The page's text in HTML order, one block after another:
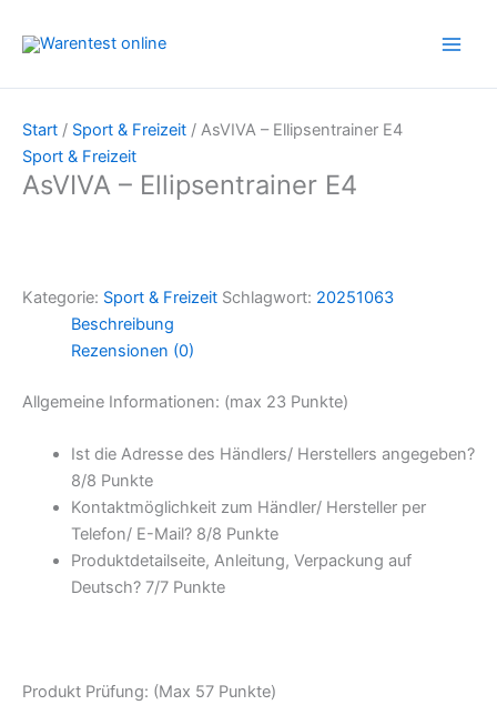
Inhalt
Start / Sport & Freizeit / AsVIVA – Ellipsentrainer E4
Sport & Freizeit
AsVIVA – Ellipsentrainer E4
Kategorie: Sport & Freizeit Schlagwort: 20251063
Beschreibung
Rezensionen (0)
Allgemeine Informationen: (max 23 Punkte)
Ist die Adresse des Händlers/ Herstellers angegeben?
8/8 Punkte
Kontaktmöglichkeit zum Händler/ Hersteller per
Telefon/ E-Mail? 8/8 Punkte
Produktdetailseite, Anleitung, Verpackung auf
Deutsch? 7/7 Punkte
Produkt Prüfung: (Max 57 Punkte)